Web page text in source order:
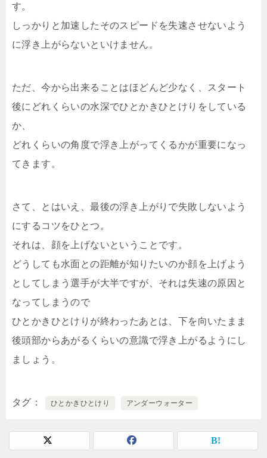
す。
しっかりと加速したそのスピードを失速させないよう
に浮き上がらないといけません。
ただ、今から出来ることはほどんど少なく、スタート
後にどれくらいの水深でひとかきひとけりをしている
か、
どれくらいの角度で浮き上がってくるかが重要になっ
てきます。
さて、とはいえ、最後の浮き上がりで失敗しないよう
にするコツをひとつ。
それは、顔を上げないということです。
どうしても水面との距離が知りたいのか顔を上げよう
としてしまう選手が大半ですが、それは失速の原因と
なってしまうので
ひとかきひとけりが終わったあとは、下を向いたまま
後頭部からあがるくらいの意識で浮き上がるようにし
ましょう。
タグ ひとかきひとけり アンダーウォーター